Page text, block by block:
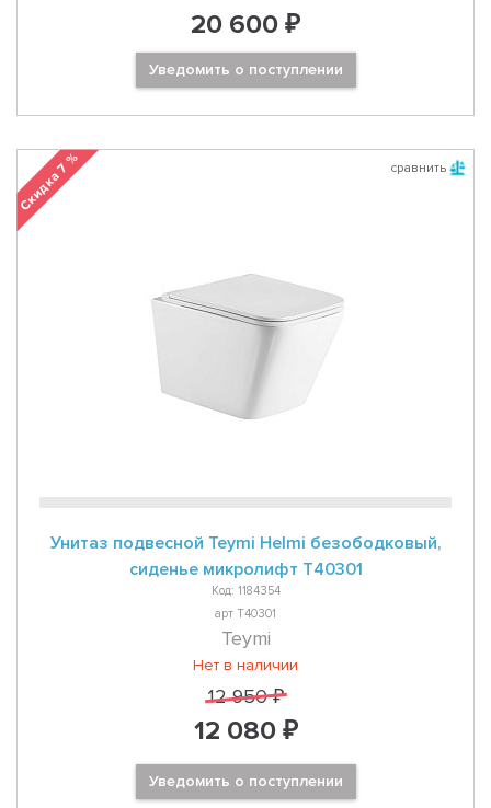
20 600 ₽
Уведомить о поступлении
сравнить
Скидка 7 %
Унитаз подвесной Teymi Helmi безободковый,
сиденье микролифт T40301
Код: 1184354
арт T40301
Teymi
Нет в наличии
12 950 ₽
12 080 ₽
Уведомить о поступлении